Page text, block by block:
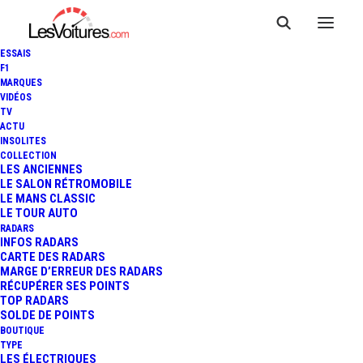
ESSAIS
F1
MARQUES
VIDÉOS
TV
ACTU
INSOLITES
COLLECTION
LES ANCIENNES
LE SALON RÉTROMOBILE
LE MANS CLASSIC
LE TOUR AUTO
RADARS
INFOS RADARS
CARTE DES RADARS
MARGE D’ERREUR DES RADARS
RÉCUPÉRER SES POINTS
TOP RADARS
SOLDE DE POINTS
BOUTIQUE
TYPE
LES ÉLECTRIQUES
29 octobre 2018
ARES DESIGN WAMI :